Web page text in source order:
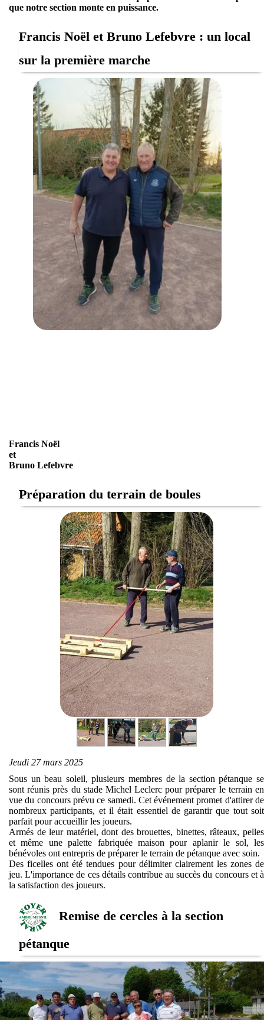
que notre section monte en puissance.
Francis Noël et Bruno Lefebvre : un local
sur la première marche
Francis Noël
et
Bruno Lefebvre
Préparation du terrain de boules
Jeudi 27 mars 2025
Sous un beau soleil, plusieurs membres de la section pétanque se
sont réunis près du stade Michel Leclerc pour préparer le terrain en
vue du concours prévu ce samedi. Cet événement promet d'attirer de
nombreux participants, et il était essentiel de garantir que tout soit
parfait pour accueillir les joueurs.
Armés de leur matériel, dont des brouettes, binettes, râteaux, pelles
et même une palette fabriquée maison pour aplanir le sol, les
bénévoles ont entrepris de préparer le terrain de pétanque avec soin.
Des ficelles ont été tendues pour délimiter clairement les zones de
jeu. L'importance de ces détails contribue au succès du concours et à
la satisfaction des joueurs.
Remise de cercles à la section
pétanque